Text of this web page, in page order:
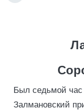
Был седьмой час
Залмановский